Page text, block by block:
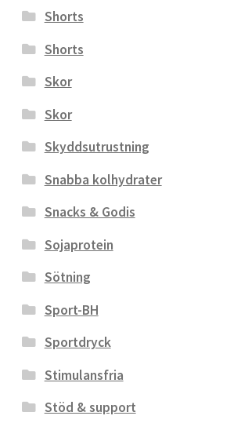
Shorts
Shorts
Skor
Skor
Skyddsutrustning
Snabba kolhydrater
Snacks & Godis
Sojaprotein
Sötning
Sport-BH
Sportdryck
Stimulansfria
Stöd & support